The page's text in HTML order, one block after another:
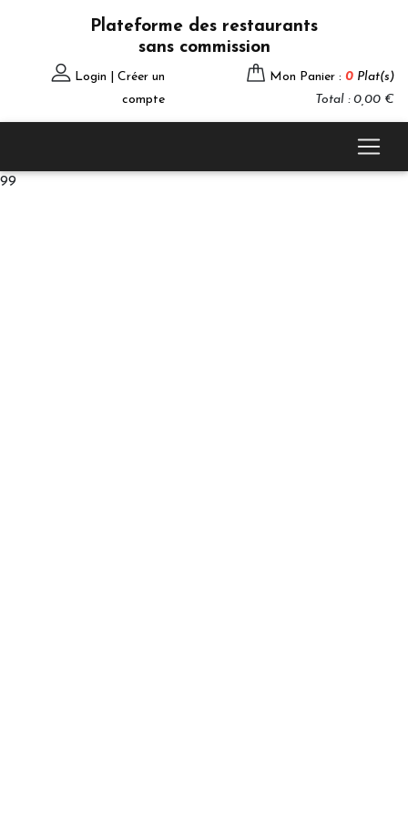
Plateforme des restaurants
sans commission
Login | Créer un
compte
Mon Panier : 0 Plat(s)
Total : 0,00 €
99